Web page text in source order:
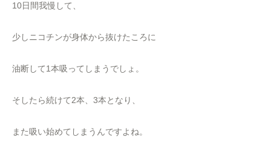
10日間我慢して、
少しニコチンが身体から抜けたころに
油断して1本吸ってしまうでしょ。
そしたら続けて2本、3本となり、
また吸い始めてしまうんですよね。